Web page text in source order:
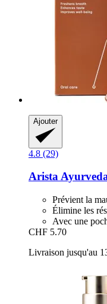
Ajouter
4.8 (29)
Arista
Prévient la
Élimine les
Avec une
CHF 5.70
Livraison jusqu'au